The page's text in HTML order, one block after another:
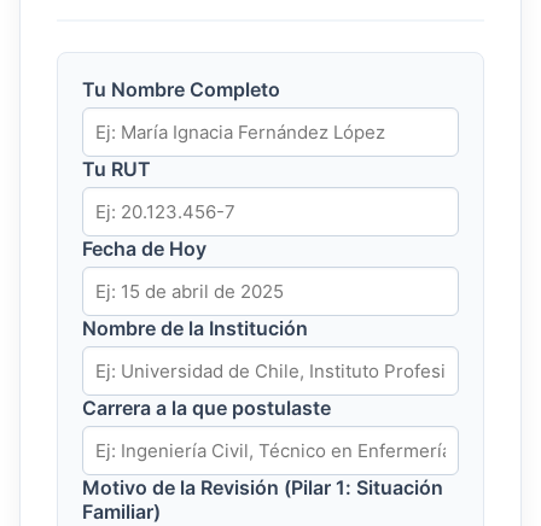
Tu Nombre Completo
Tu RUT
Fecha de Hoy
Nombre de la Institución
Carrera a la que postulaste
Motivo de la Revisión (Pilar 1: Situación
Familiar)